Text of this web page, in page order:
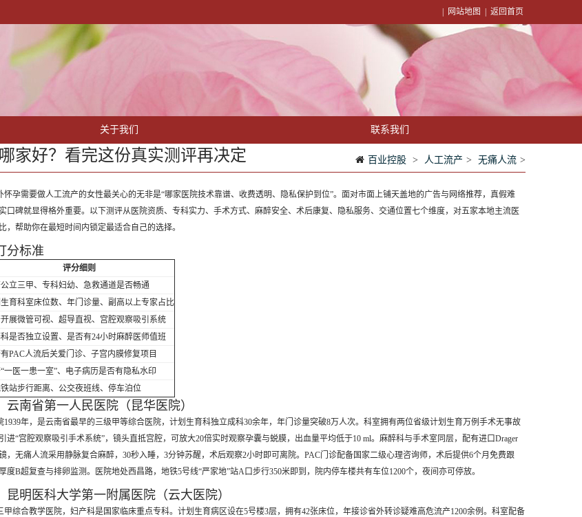
网站地图 返回首页
关于我们 联系我们
家好？看完这份真实测评再决定 百业控股 > 人工流产 > 无痛人流 >
怀孕需要做人工流产的女性最关心的无非是“哪家医院技术靠谱、收费透明、隐私保护到位”。面对市面上铺天盖地的广告与网络推荐，真假难
口碑就显得格外重要。以下测评从医院资质、专科实力、手术方式、麻醉安全、术后康复、隐私服务、交通位置七个维度，对五家本地主流医
，帮助你在最短时间内锁定最适合自己的选择。
分标准
评分细则
立三甲、专科妇幼、急救通道是否畅通
育科室床位数、年门诊量、副高以上专家占比
展微管可视、超导直视、宫腔观察吸引系统
是否独立设置、是否有24小时麻醉医师值班
PAC人流后关爱门诊、子宫内膜修复项目
一医一患一室”、电子病历是否有隐私水印
站步行距离、公交夜班线、停车泊位
云南省第一人民医院（昆华医院）
1939年，是云南省最早的三级甲等综合医院，计划生育科独立成科30余年，年门诊量突破8万人次。科室拥有两位省级计划生育万例手术无事故
进“宫腔观察吸引手术系统”，镜头直抵宫腔，可放大20倍实时观察孕囊与蜕膜，出血量平均低于10 ml。麻醉科与手术室同层，配有进口Drager
，无痛人流采用静脉复合麻醉，30秒入睡，3分钟苏醒，术后观察2小时即可离院。PAC门诊配备国家二级心理咨询师，术后提供6个月免费跟
度B超复查与排卵监测。医院地处西昌路，地铁5号线“严家地”站A口步行350米即到，院内停车楼共有车位1200个，夜间亦可停放。
昆明医科大学第一附属医院（云大医院）
甲综合教学医院，妇产科是国家临床重点专科。计划生育病区设在5号楼3层，拥有42张床位，年接诊省外转诊疑难高危流产1200余例。科室配备